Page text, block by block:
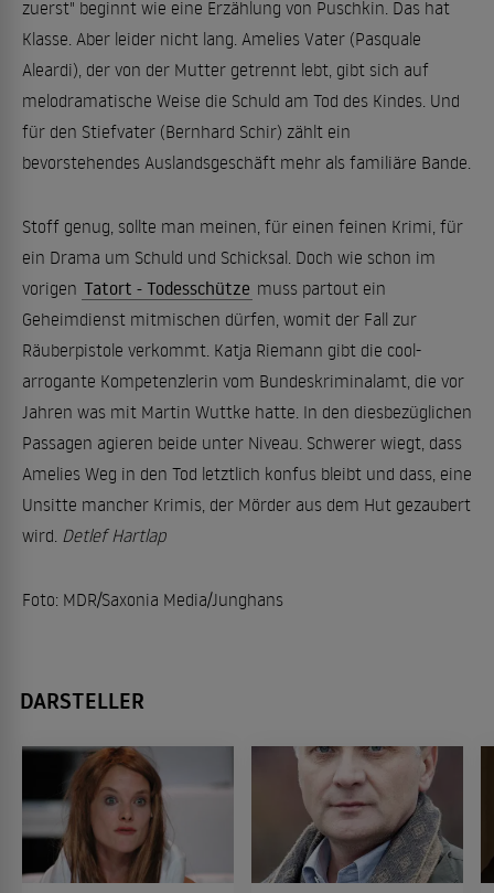
zuerst" beginnt wie eine Erzählung von Puschkin. Das hat
Klasse. Aber leider nicht lang. Amelies Vater (Pasquale
Aleardi), der von der Mutter getrennt lebt, gibt sich auf
melodramatische Weise die Schuld am Tod des Kindes. Und
für den Stiefvater (Bernhard Schir) zählt ein
bevorstehendes Auslandsgeschäft mehr als ­familiäre Bande.
Stoff genug, sollte man meinen, für einen feinen Krimi, für
ein Drama um Schuld und Schicksal. Doch wie schon im
vorigen Tatort - Todesschütze muss partout ein
Geheimdienst mitmischen dürfen, womit der Fall zur
Räuberpistole verkommt. Katja Riemann gibt die cool-
arrogante Kompetenzlerin vom Bundeskriminalamt, die vor
Jahren was mit Martin Wuttke hatte. In den diesbezüglichen
Passagen agieren beide unter Niveau. Schwerer wiegt, dass
Amelies Weg in den Tod letztlich konfus bleibt und dass, eine
Unsitte mancher Krimis, der Mörder aus dem Hut gezaubert
wird. Detlef Hartlap
Foto: MDR/Saxonia Media/Junghans
DARSTELLER